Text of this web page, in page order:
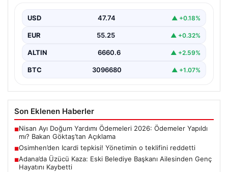
USD 47.74 ▲ +0.18%
EUR 55.25 ▲ +0.32%
ALTIN 6660.6 ▲ +2.59%
BTC 3096680 ▲ +1.07%
Son Eklenen Haberler
■Nisan Ayı Doğum Yardımı Ödemeleri 2026: Ödemeler Yapıldı
mı? Bakan Göktaş’tan Açıklama
■Osimhen’den Icardi tepkisi! Yönetimin o teklifini reddetti
■Adana’da Üzücü Kaza: Eski Belediye Başkanı Ailesinden Genç
Hayatını Kaybetti